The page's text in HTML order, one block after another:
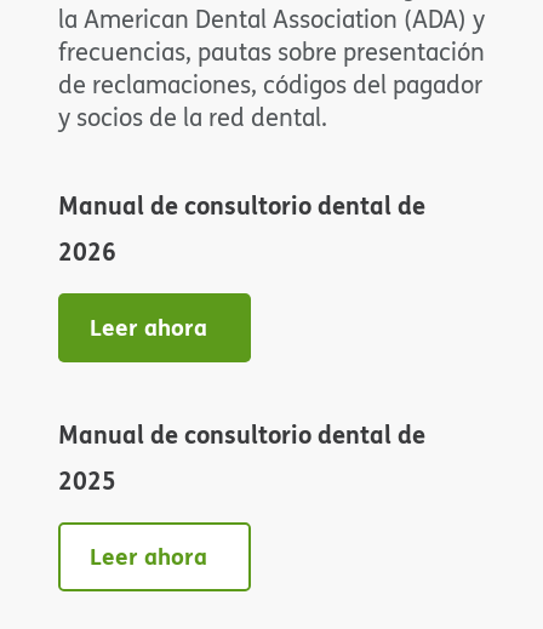
la American Dental Association (ADA) y
frecuencias, pautas sobre presentación
de reclamaciones, códigos del pagador
y socios de la red dental.​​
Manual de consultorio dental de
2026​​
Leer ahora​​
Manual de consultorio dental de
2025​​
Leer ahora​​